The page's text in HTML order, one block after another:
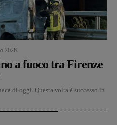
2026
a fuoco tra Firenze
di oggi. Questa volta è successo in